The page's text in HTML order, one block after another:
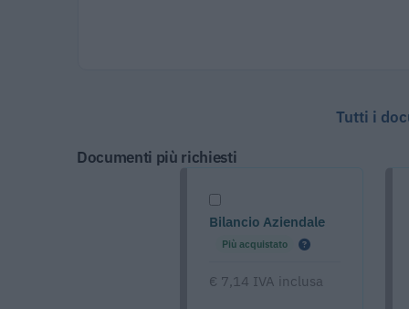
Tutti i
Documenti più richiesti
Bilancio Aziendale
Più acquistato
€ 7,14 IVA inclusa